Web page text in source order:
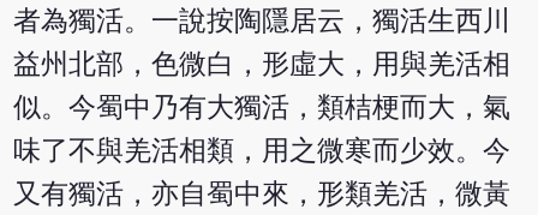
者為獨活。一說按陶隱居云，獨活生西川
益州北部，色微白，形虛大，用與羌活相
似。今蜀中乃有大獨活，類桔梗而大，氣
味了不與羌活相類，用之微寒而少效。今
又有獨活，亦自蜀中來，形類羌活，微黃